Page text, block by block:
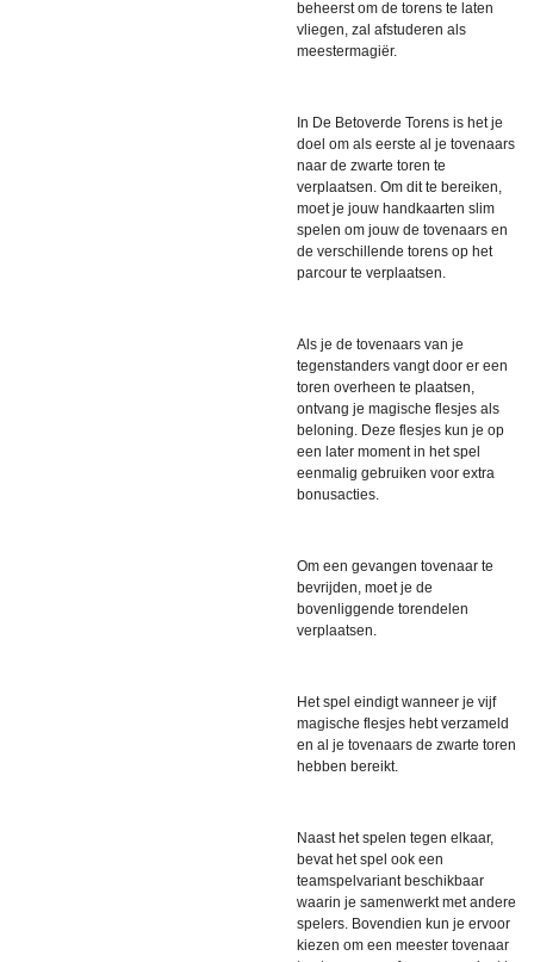
beheerst om de torens te laten
vliegen, zal afstuderen als
meestermagiër.
In De Betoverde Torens is het je
doel om als eerste al je tovenaars
naar de zwarte toren te
verplaatsen. Om dit te bereiken,
moet je jouw handkaarten slim
spelen om jouw de tovenaars en
de verschillende torens op het
parcour te verplaatsen.
Als je de tovenaars van je
tegenstanders vangt door er een
toren overheen te plaatsen,
ontvang je magische flesjes als
beloning. Deze flesjes kun je op
een later moment in het spel
eenmalig gebruiken voor extra
bonusacties.
Om een gevangen tovenaar te
bevrijden, moet je de
bovenliggende torendelen
verplaatsen.
Het spel eindigt wanneer je vijf
magische flesjes hebt verzameld
en al je tovenaars de zwarte toren
hebben bereikt.
Naast het spelen tegen elkaar,
bevat het spel ook een
teamspelvariant beschikbaar
waarin je samenwerkt met andere
spelers. Bovendien kun je ervoor
kiezen om een meester tovenaar